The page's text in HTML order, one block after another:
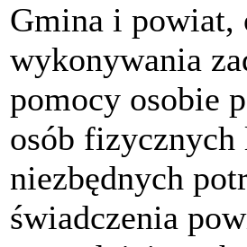
Gmina i powiat,
wykonywania
pomocy osobie
osób fizycznych
niezbędnych
świadczenia